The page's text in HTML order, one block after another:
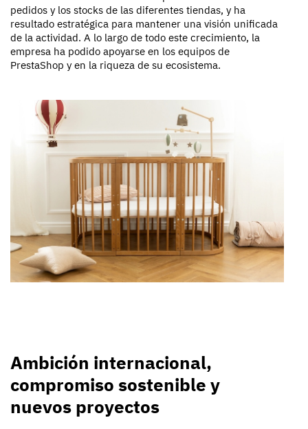
pedidos y los stocks de las diferentes tiendas, y ha
resultado estratégica para mantener una visión unificada
de la actividad. A lo largo de todo este crecimiento, la
empresa ha podido apoyarse en los equipos de
PrestaShop y en la riqueza de su ecosistema.
Ambición internacional,
compromiso sostenible y
nuevos proyectos